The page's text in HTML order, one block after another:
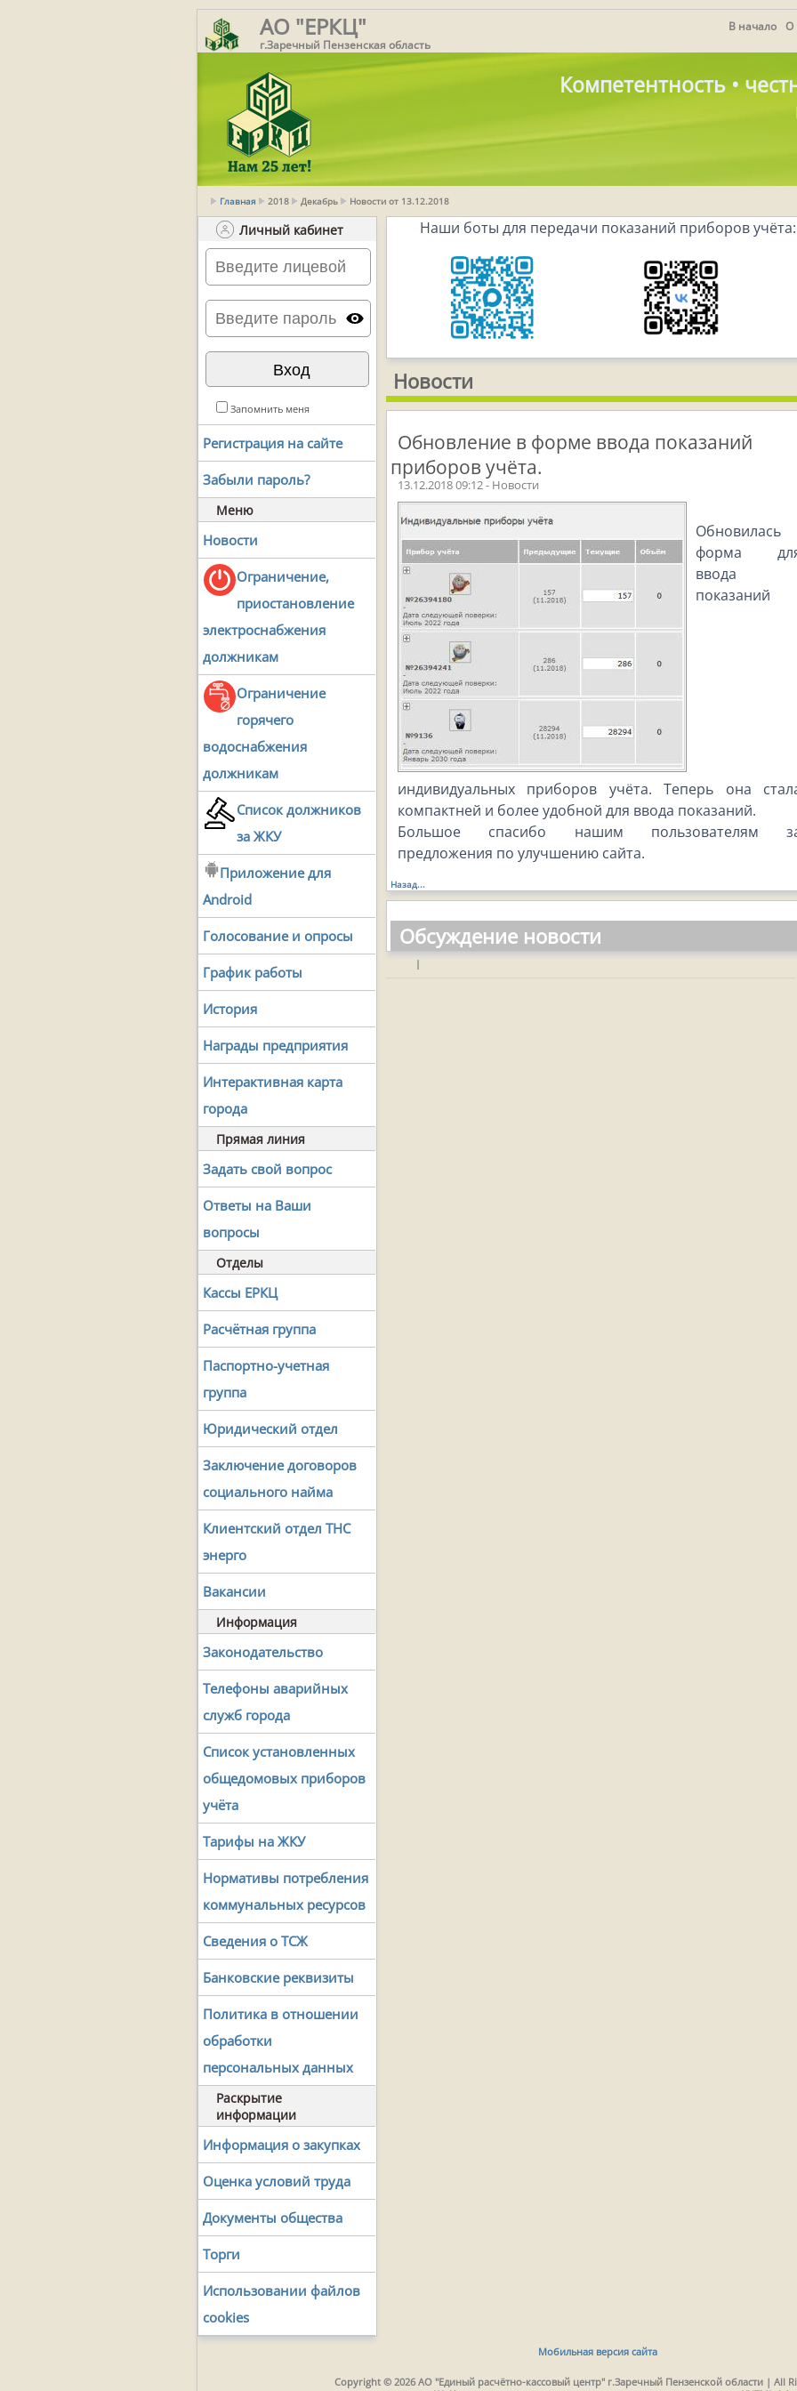
АО "ЕРКЦ"
г.Заречный Пензенская область
В начало О
Компетентность •
Главная 2018 Декабрь Новости от 13.12.2018
Личный кабинет
Запомнить меня
Регистрация на сайте
Забыли пароль?
Меню
Новости
Ограничение,
приостановление
электроснабжения
должникам
Ограничение
горячего
водоснабжения
должникам
Список должников
за ЖКУ
Приложение для
Android
Голосование и опросы
График работы
История
Награды предприятия
Интерактивная карта
города
Прямая линия
Задать свой вопрос
Ответы на Ваши
вопросы
Отделы
Кассы ЕРКЦ
Расчётная группа
Паспортно-учетная
группа
Юридический отдел
Заключение договоров
социального найма
Клиентский отдел ТНС
энерго
Вакансии
Информация
Законодательство
Телефоны аварийных
служб города
Список установленных
общедомовых приборов
учёта
Тарифы на ЖКУ
Нормативы потребления
коммунальных ресурсов
Сведения о ТСЖ
Банковские реквизиты
Политика в отношении
обработки
персональных данных
Раскрытие
информации
Информация о закупках
Оценка условий труда
Документы общества
Торги
Использовании файлов
cookies
Наши боты для передачи показаний приборов учёта:
Новости
Обновление в форме ввода показаний
приборов учёта.
13.12.2018 09:12 - Новости
Обновилась
форма
ввода
показаний
индивидуальных приборов учёта. Теперь она
компактней и более удобной для ввода показаний.
Большое спасибо нашим пользователям
предложения по улучшению сайта.
Назад...
Обсуждение новости
|
Мобильная версия сайта
Copyright © 2026 АО "Единый расчётно-кассовый центр" г.Заречный Пензенской области | All